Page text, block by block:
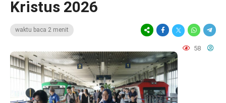
Kristus 2026
waktu baca 2 menit
58